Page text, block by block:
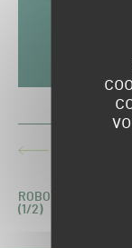
ARTICLE
CEORA™ :
ARTICLE
ROBOTS DE TONTE
(1/2)